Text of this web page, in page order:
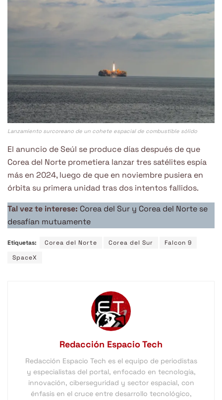
Lanzamiento surcoreano de un cohete espacial de combustible sólido
El anuncio de Seúl se produce días después de que
Corea del Norte prometiera lanzar tres satélites espía
más en 2024, luego de que en noviembre pusiera en
órbita su primera unidad tras dos intentos fallidos.
Tal vez te interese: Corea del Sur y Corea del Norte se
desafían mutuamente
Etiquetas: Corea del Norte Corea del Sur
Falcon 9
SpaceX
Redacción Espacio Tech
Redacción Espacio Tech es el equipo de periodistas
y especialistas del portal, enfocado en tecnología,
innovación, ciberseguridad y sector espacial, con
énfasis en el cruce entre desarrollo tecnológico,